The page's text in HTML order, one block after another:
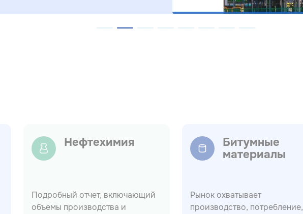
Нефтехимия
Подробный отчет, включающий
объемы производства и
Битумные
материалы
Рынок охватывает
производство, потребление,